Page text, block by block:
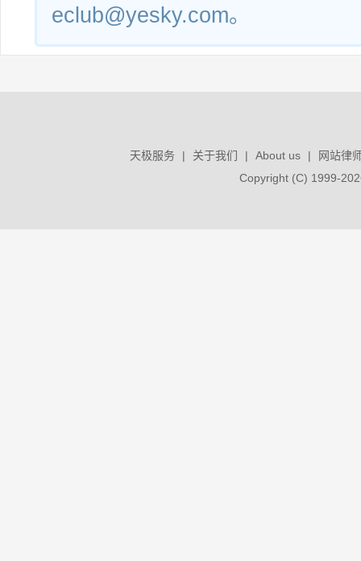
eclub@yesky.com。
天极服务 | 关于我们 | About us |
网站律
Copyright (C) 1999-